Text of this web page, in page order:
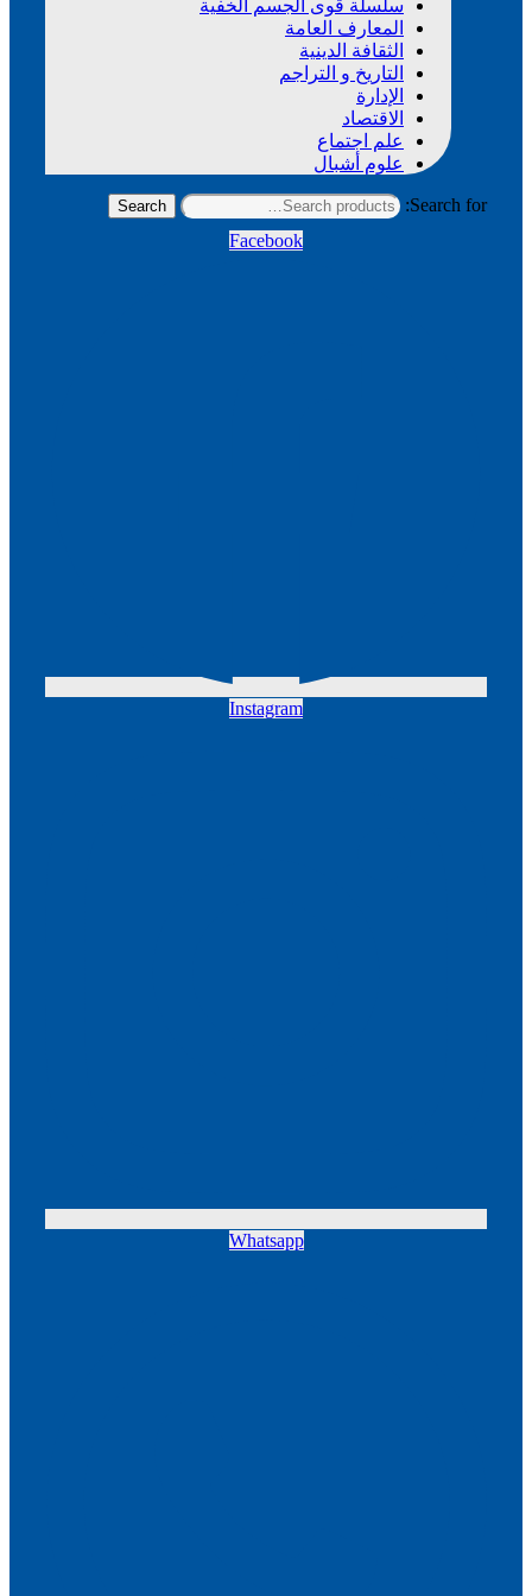
سلسلة قوى الجسم الخفية
المعارف العامة
الثقافة الدينية
التاريخ و التراجم
الإدارة
الاقتصاد
علم اجتماع
علوم أشبال
Search
Search
Facebook
Instagram
Whatsapp